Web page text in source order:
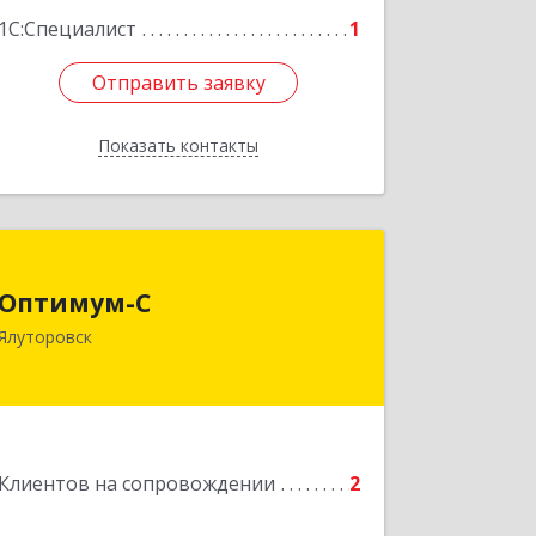
1С:Специалист
1
Отправить заявку
Показать контакты
Отправить заявку
Назад
Оптимум-С
Клиентов на сопровождении 2